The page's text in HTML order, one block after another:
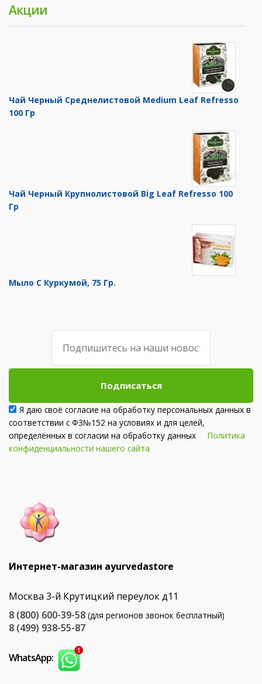
Акции
Чай Черный Среднелистовой Medium Leaf Refresso
100 Гр
Чай Черный Крупнолистовой Big Leaf Refresso 100
Гр
Мыло С Куркумой, 75 Гр.
Подписаться
Я даю своё согласие на обработку персональных данных в
соответствии с ФЗ№152 на условиях и для целей,
определённых в согласии на обработку данных Политика
конфиденциальности нашего сайта
Интернет-магазин ayurvedastore
Москва 3-й Крутицкий переулок д11
8 (800) 600-39-58 (для регионов звонок бесплатный)
8 (499) 938-55-87
WhatsApp: